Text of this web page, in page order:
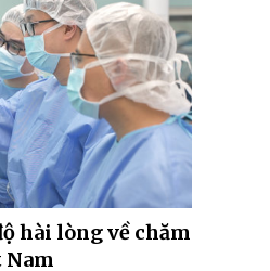
hài lòng về chăm
Nam